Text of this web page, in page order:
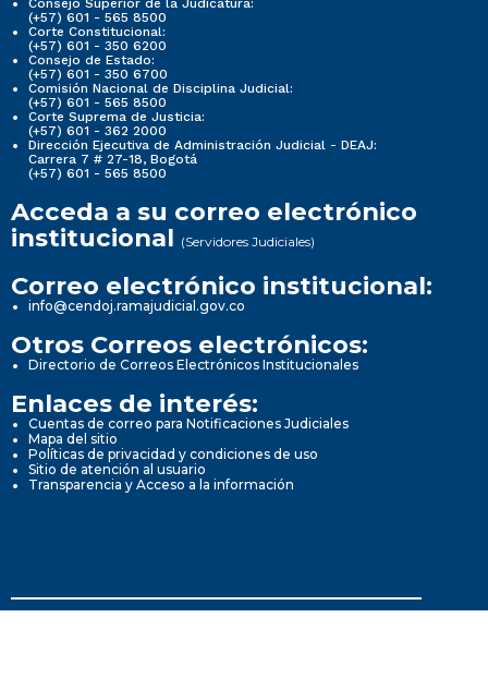
Consejo Superior de la Judicatura:
(+57) 601 - 565 8500
Corte Constitucional:
(+57) 601 - 350 6200
Consejo de Estado:
(+57) 601 - 350 6700
Comisión Nacional de Disciplina Judicial:
(+57) 601 - 565 8500
Corte Suprema de Justicia:
(+57) 601 - 362 2000
Dirección Ejecutiva de Administración Judicial - DEAJ:
Carrera 7 # 27-18, Bogotá
(+57) 601 - 565 8500
Acceda a su correo electrónico
institucional (Servidores Judiciales)
Correo electrónico institucional:
info@cendoj.ramajudicial.gov.co
Otros Correos electrónicos:
Directorio de Correos Electrónicos Institucionales
Enlaces de interés:
Cuentas de correo para Notificaciones Judiciales
Mapa del sitio
Políticas de privacidad y condiciones de uso
Sitio de atención al usuario
Transparencia y Acceso a la información